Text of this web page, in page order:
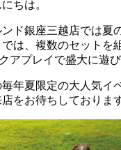
ちは。
ド銀座三越店では夏
は、複数のセットを
アプレイで盛大に遊
年夏限定の大人気イ
をお待ちしております